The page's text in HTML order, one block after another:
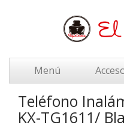
Menú
Teléfono
KX-TG1611/